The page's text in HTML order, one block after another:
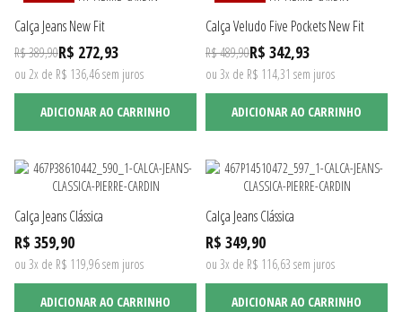
Calça Jeans New Fit
R$ 389,90R$ 272,93
ou 2x de R$ 136,46 sem juros
ADICIONAR AO CARRINHO
Calça Veludo Five Pockets New Fit
R$ 489,90R$ 342,93
ou 3x de R$ 114,31 sem juros
ADICIONAR AO CARRINHO
Calça Jeans Clássica
R$ 359,90
ou 3x de R$ 119,96 sem juros
ADICIONAR AO CARRINHO
Calça Jeans Clássica
R$ 349,90
ou 3x de R$ 116,63 sem juros
ADICIONAR AO CARRINHO